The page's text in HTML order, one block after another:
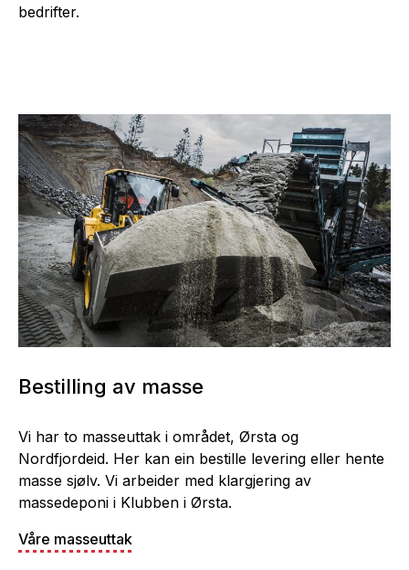
bedrifter.
Bestilling av masse
Vi har to masseuttak i området, Ørsta og
Nordfjordeid. Her kan ein bestille levering eller hente
masse sjølv. Vi arbeider med klargjering av
massedeponi i Klubben i Ørsta.
Våre masseuttak